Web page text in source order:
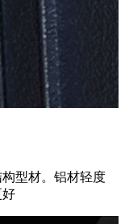
型材。铝材轻度
好